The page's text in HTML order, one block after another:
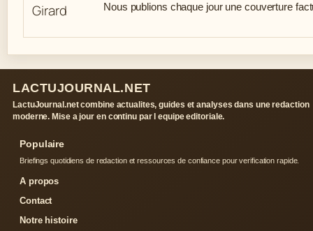
Nous publions chaque jour une couverture
LACTUJOURNAL.NET
LactuJournal.net combine actualites, guides et analyses dans une redaction
moderne. Mise a jour en continu par l equipe editoriale.
Populaire
Briefings quotidiens de redaction et ressources de confiance pour verification rapide.
A propos
Contact
Notre histoire